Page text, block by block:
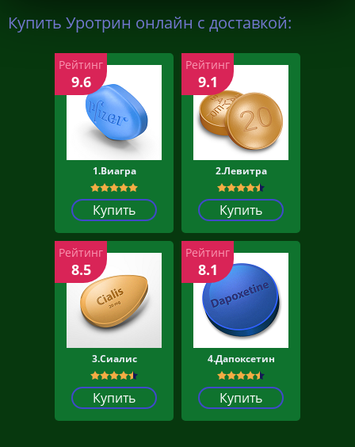
Купить Уротрин онлайн с доставкой:
1.Виагра
Купить
Рейтинг
9.6
2.Левитра
Купить
Рейтинг
9.1
3.Сиалис
Купить
Рейтинг
8.5
4.Дапоксетин
Купить
Рейтинг
8.1